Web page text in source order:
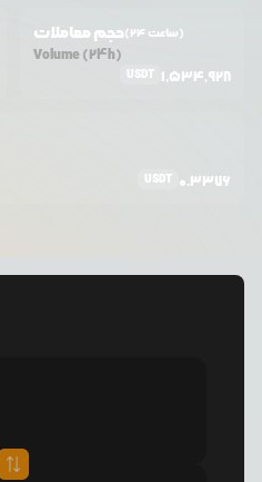
حجم معاملات (24 ساعت)
Volume (24h)
USDT 1,534,928
USDT 0.3376